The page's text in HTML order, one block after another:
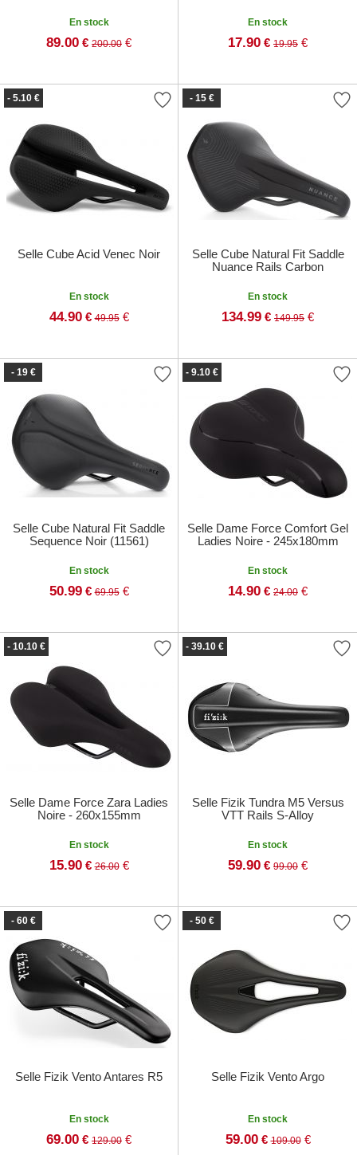
En stock
89.00 € 200.00 €
En stock
17.90 € 19.95 €
- 5.10 €
Selle Cube Acid Venec Noir
En stock
44.90 € 49.95€
- 15 €
Selle Cube Natural Fit Saddle
Nuance Rails Carbon
En stock
134.99 € 149.95 €
- 19 €
Selle Cube Natural Fit Saddle
Sequence Noir (11561)
En stock
50.99 € 69.95€
- 9.10 €
Selle Dame Force Comfort Gel
Ladies Noire - 245x180mm
En stock
14.90 € 24.00 €
- 10.10 €
Selle Dame Force Zara Ladies
Noire - 260x155mm
En stock
15.90 € 26.00€
- 39.10 €
Selle Fizik Tundra M5 Versus
VTT Rails S-Alloy
En stock
59.90 € 99.00 €
- 60 €
Selle Fizik Vento Antares R5
En stock
69.00 € 129.00 €
- 50 €
Selle Fizik Vento Argo
En stock
59.00 € 109.00€